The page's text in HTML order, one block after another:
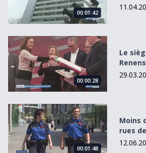
00:01:42
Le siège des CFF bientôt à Renens
00:00:28
Le
Renens
Moins de dealers dans les rues de
00:01:48
Moins
rues